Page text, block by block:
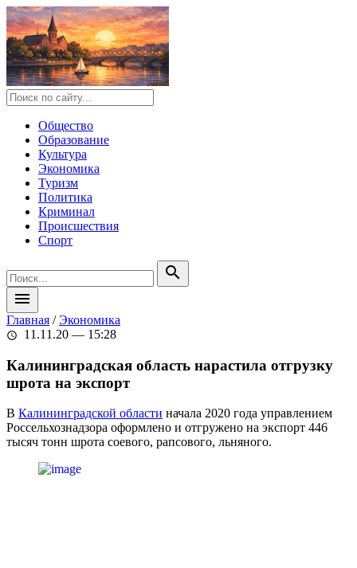
Общество
Образование
Культура
Экономика
Туризм
Политика
Криминал
Происшествия
Спорт
search
menu
Главная /Экономика
schedule 11.11.20 — 15:28
Калининградская область нарастила отгрузку
шрота на экспорт
В Калининградской области начала 2020 года управлением
Россельхознадзора оформлено и отгружено на экспорт 446
тысяч тонн шрота соевого, рапсового, льняного.